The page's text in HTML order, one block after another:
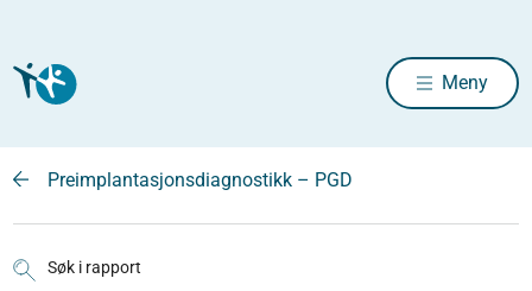
Meny
Preimplantasjonsdiagnostikk – PGD
Søk i rapport